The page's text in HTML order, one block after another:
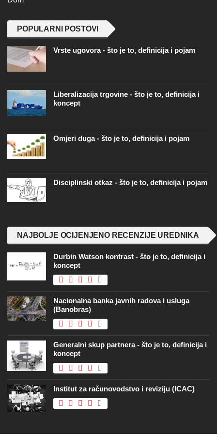
POPULARNI POSTOVI
Vrste ugovora - što je to, definicija i pojam
Liberalizacija trgovine - što je to, definicija i
koncept
Omjeri duga - što je to, definicija i pojam
Disciplinski otkaz - što je to, definicija i pojam
NAJBOLJE OCIJENJENO RECENZIJE UREDNIKA
Durbin Watson kontrast - što je to, definicija i
koncept
Nacionalna banka javnih radova i usluga
(Banobras)
Generalni skup partnera - što je to, definicija i
koncept
Institut za računovodstvo i reviziju (ICAC)